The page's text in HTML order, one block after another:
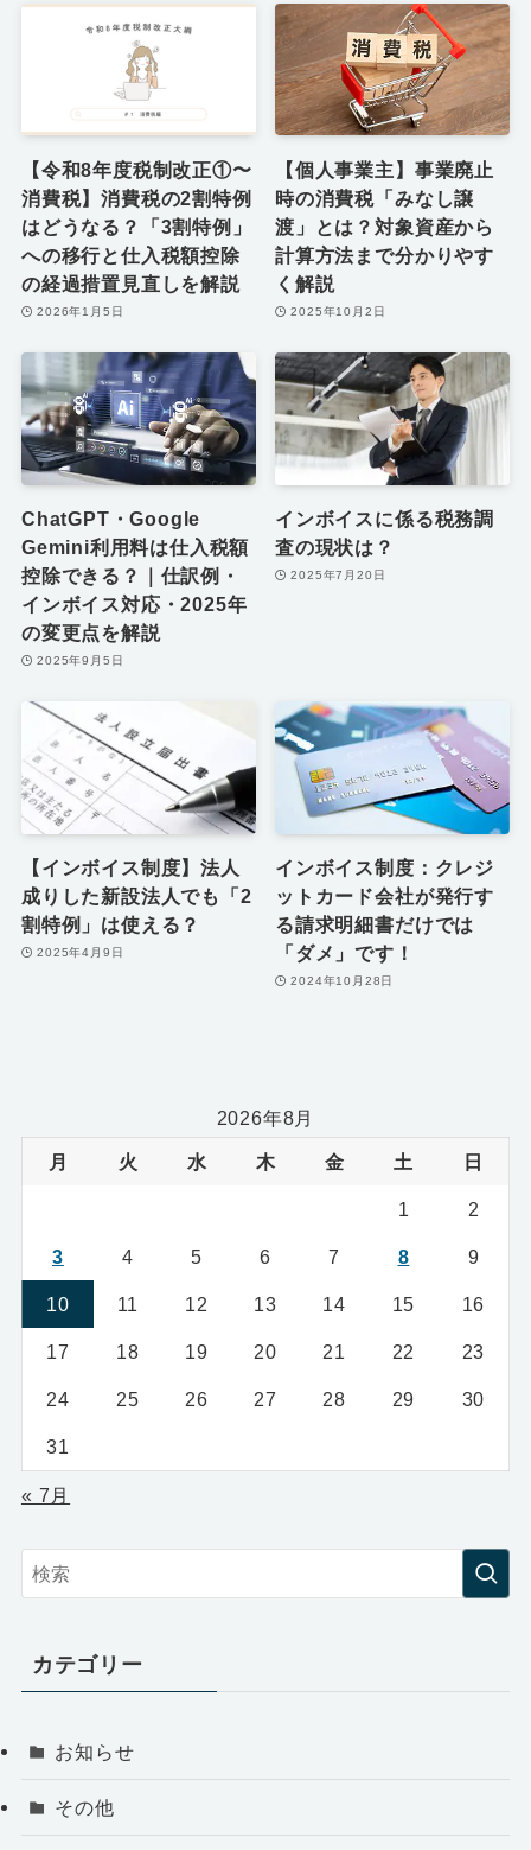
【令和8年度税制改正①〜
消費税】消費税の2割特例
はどうなる？「3割特例」
への移行と仕入税額控除
の経過措置見直しを解説
2026年1月5日
【個人事業主】事業廃止
時の消費税「みなし譲
渡」とは？対象資産から
計算方法まで分かりやす
く解説
2025年10月2日
ChatGPT・Google
Gemini利用料は仕入税額
控除できる？｜仕訳例・
インボイス対応・2025年
の変更点を解説
2025年9月5日
インボイスに係る税務調
査の現状は？
2025年7月20日
【インボイス制度】法人
成りした新設法人でも「2
割特例」は使える？
2025年4月9日
インボイス制度：クレジ
ットカード会社が発行す
る請求明細書だけでは
「ダメ」です！
2024年10月28日
2026年8月
月 火 水 木 金 土 日
1 2
3 4 5 6 7 8 9
10 11 12 13 14 15 16
17 18 19 20 21 22 23
24 25 26 27 28 29 30
31
« 7月
カテゴリー
お知らせ
その他